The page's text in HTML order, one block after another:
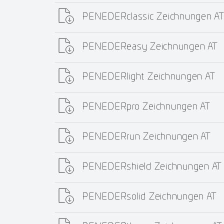
PENEDERclassic Zeichnungen AT
PENEDEReasy Zeichnungen AT
PENEDERlight Zeichnungen AT
PENEDERpro Zeichnungen AT
PENEDERrun Zeichnungen AT
PENEDERshield Zeichnungen AT
PENEDERsolid Zeichnungen AT